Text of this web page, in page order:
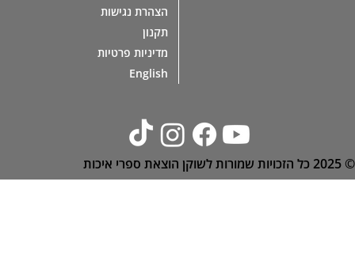
הצהרת נגישות
תקנון
מדיניות פרטיות
English
© 2025 כל הזכויות שמורות לשוקן הוצאת ספרי איכות